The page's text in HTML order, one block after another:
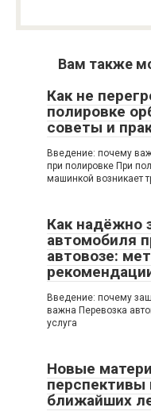
Вам также
Как не
полировке
советы и
Введение: почему
при полировке При
машинкой возникает
Как надёжно
автомобиля
автовозе:
Введение: почему
важна Перевозка
услуга
Новые
перспективы
ближайших